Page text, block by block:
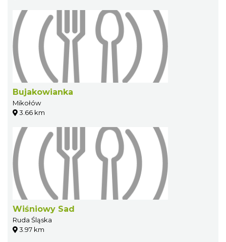
Bujakowianka
Mikołów
3.66 km
Wiśniowy Sad
Ruda Śląska
3.97 km